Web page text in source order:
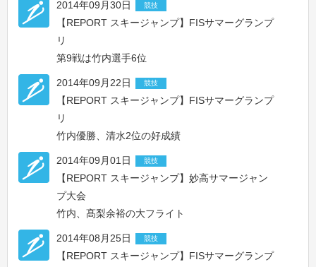
2014年09月30日 競技
【REPORT スキージャンプ】FISサマーグランプ
リ
第9戦は竹内選手6位
2014年09月22日 競技
【REPORT スキージャンプ】FISサマーグランプ
リ
竹内優勝、清水2位の好成績
2014年09月01日 競技
【REPORT スキージャンプ】妙高サマージャン
プ大会
竹内、髙梨余裕の大フライト
2014年08月25日 競技
【REPORT スキージャンプ】FISサマーグランプ